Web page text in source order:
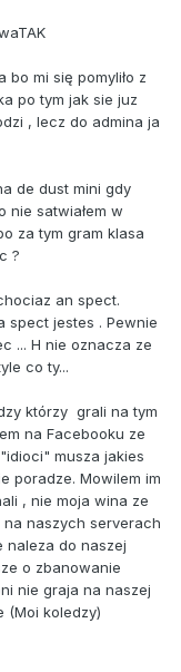
bo mi się pomyliło z
po tym jak sie juz
, lecz do admina ja
de dust mini gdy
nie satwiałem w
za tym gram klasa
?
an spect.
spect jestes . Pewnie
... H nie oznacza ze
co ty...
którzy grali na tym
na Facebooku ze
musza jakies
poradze. Mowilem im
, nie moja wina ze
naszych serverach
naleza do naszej
o zbanowanie
nie graja na naszej
(Moi koledzy)